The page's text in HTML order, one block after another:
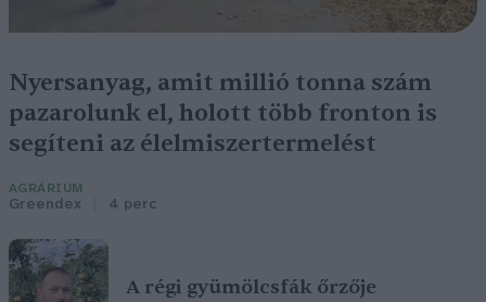
Nyersanyag, amit millió tonna szám
pazarolunk el, holott több fronton is
segíteni az élelmiszertermelést
AGRÁRIUM
Greendex 4 perc
A régi gyümölcsfák őrzője